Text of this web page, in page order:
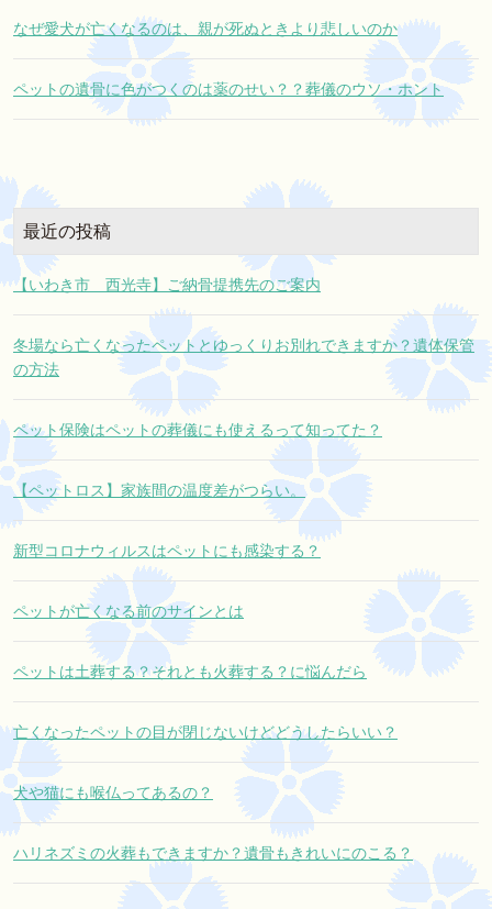
なぜ愛犬が亡くなるのは、親が死ぬときより悲しいのか
ペットの遺骨に色がつくのは薬のせい？？葬儀のウソ・ホント
最近の投稿
【いわき市 西光寺】ご納骨提携先のご案内
冬場なら亡くなったペットとゆっくりお別れできますか？遺体保管
の方法
ペット保険はペットの葬儀にも使えるって知ってた？
【ペットロス】家族間の温度差がつらい。
新型コロナウィルスはペットにも感染する？
ペットが亡くなる前のサインとは
ペットは土葬する？それとも火葬する？に悩んだら
亡くなったペットの目が閉じないけどどうしたらいい？
犬や猫にも喉仏ってあるの？
ハリネズミの火葬もできますか？遺骨もきれいにのこる？